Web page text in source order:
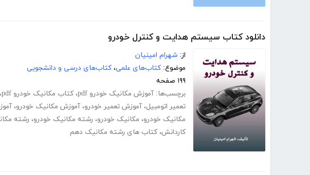
دانلود کتاب سیستم هدایت و کنترل خودرو
از: شهرام امینیان
موضوع: کتاب‌های علمی، کتاب‌های درسی و دانشجویی
۱۹۹ صفحه
برچسب‌ها: آموزش مکانیک خودرو pdf ، کتاب مکانیک خودرو pdf ،
تعمیر اتومبیل، آموزش تعمیر خودرو، آموزش مکانیک خودرو،
مکانیک خودرو، مکانیک خودرو، رشته مکانیک خودرو، رشته
کاردانش، کتاب های رشته مکانیک دهم